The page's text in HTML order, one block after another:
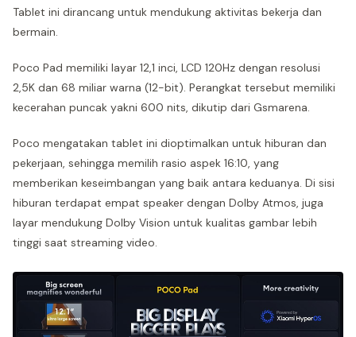
Tablet ini dirancang untuk mendukung aktivitas bekerja dan
bermain.
Poco Pad memiliki layar 12,1 inci, LCD 120Hz dengan resolusi
2,5K dan 68 miliar warna (12-bit). Perangkat tersebut memiliki
kecerahan puncak yakni 600 nits, dikutip dari Gsmarena.
Poco mengatakan tablet ini dioptimalkan untuk hiburan dan
pekerjaan, sehingga memilih rasio aspek 16:10, yang
memberikan keseimbangan yang baik antara keduanya. Di sisi
hiburan terdapat empat speaker dengan Dolby Atmos, juga
layar mendukung Dolby Vision untuk kualitas gambar lebih
tinggi saat streaming video.